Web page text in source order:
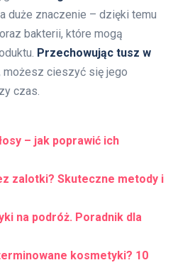
duże znaczenie – dzięki temu
bakterii, które mogą
Przechowując tusz w
możesz cieszyć się jego
czas.
– jak poprawić ich
zalotki? Skuteczne metody i
na podróż. Poradnik dla
kosmetyki? 10